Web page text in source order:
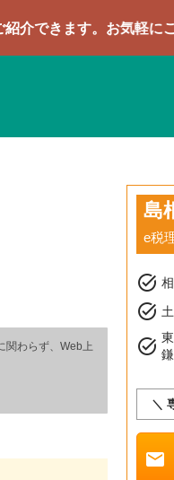
す。お気軽にご相談く
関わらず、Web上
島
e税
task_alt
task_alt
task_alt
＼
mail